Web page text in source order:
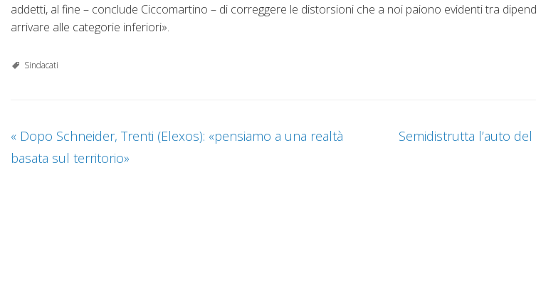
addetti, al fine – conclude Ciccomartino – di correggere le distorsioni che a noi paiono evidenti tra
arrivare alle categorie inferiori».
Sindacati
« Dopo Schneider, Trenti (Elexos): «pensiamo a una realtà
basata sul territorio»
Semidistrutta l’auto